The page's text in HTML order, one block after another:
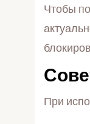
Чтобы
При